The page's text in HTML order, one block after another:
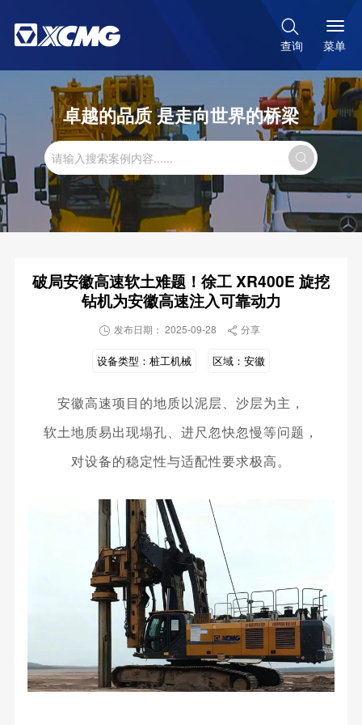

查询 菜单
卓越的品质 是走向世界的桥梁

破局安徽高速软土难题！徐工 XR400E 旋挖
钻机为安徽高速注入可靠动力
 发布日期： 2025-09-28  分享
设备类型： 桩工机械 区域： 安徽
安徽高速项目的地质以泥层、沙层为主，
软土地质易出现塌孔、进尺忽快忽慢等问题，
对设备的稳定性与适配性要求极高。